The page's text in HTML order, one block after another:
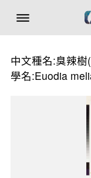
中文種名:臭辣樹
學名:Euodia